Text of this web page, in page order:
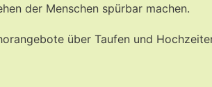
der Menschen spürbar machen.
über Taufen und